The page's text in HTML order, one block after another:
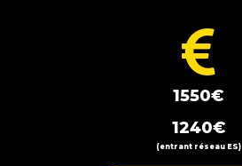

1550€
1240€
(entrant réseau ES)